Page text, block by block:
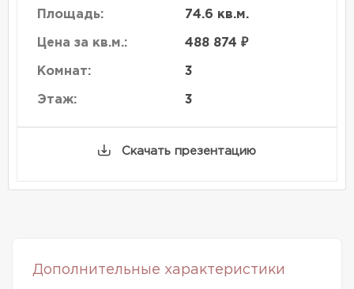
Площадь: 74.6 кв.м.
Цена за кв.м.: 488 874 ₽
Комнат: 3
Этаж: 3
Скачать презентацию
Дополнительные характеристики